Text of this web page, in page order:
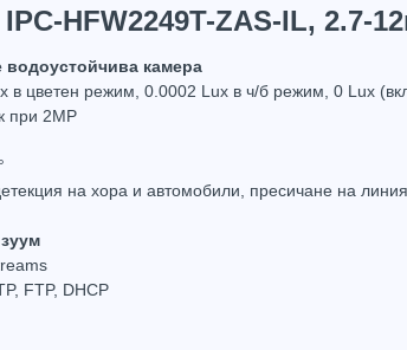
HFW2249T-ZAS-IL, 2.7-
водоустойчива камера
в цветен режим, 0.0002 Lux в ч/б режим, 0 Lux
при 2MP
на хора и автомобили, пресичане на
FTP, DHCP